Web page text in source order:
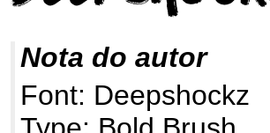
Nota do autor
Font: Deepshockz